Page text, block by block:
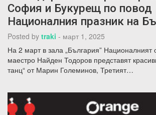
София и Букурещ по повод
Националния празник на
Posted by traki - март 1, 2025
На 2 март в зала „България” Националният
маестро Найден Тодоров представят
танц“ от Марин Големинов, Третият…